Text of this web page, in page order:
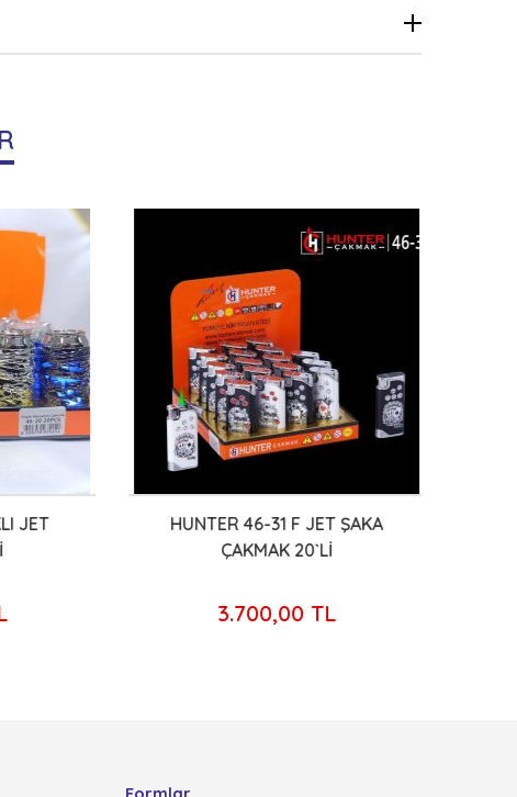
JET
HUNTER 46-31 F JET ŞAKA
ÇAKMAK 20`Lİ
3.700,00 TL